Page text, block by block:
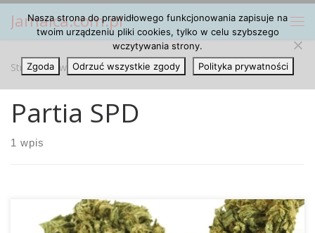
Przejdź do treści
Jamaica.com.pl
Strona główna » Partia SPD
Partia SPD
1 wpis
Nasza strona do prawidłowego funkcjonowania zapisuje na
twoim urządzeniu pliki cookies, tylko w celu szybszego
wczytywania strony.
Zgoda
Odrzuć wszystkie zgody Polityka prywatności